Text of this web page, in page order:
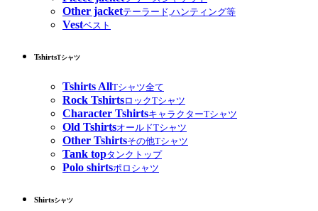
Other jacketテーラード,ハンティング等
Vestベスト
TshirtsTシャツ
Tshirts AllTシャツ全て
Rock TshirtsロックTシャツ
Character TshirtsキャラクターTシャツ
Old TshirtsオールドTシャツ
Other Tshirtsその他Tシャツ
Tank topタンクトップ
Polo shirtsポロシャツ
Shirtsシャツ